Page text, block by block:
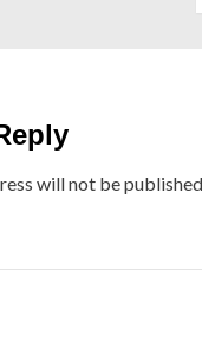
will not be